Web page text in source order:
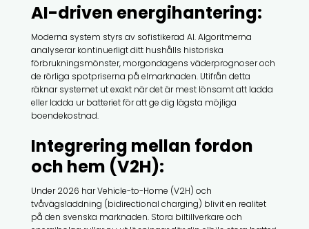
AI-driven energihantering:
Moderna system styrs av sofistikerad AI. Algoritmerna
analyserar kontinuerligt ditt hushålls historiska
förbrukningsmönster, morgondagens väderprognoser och
de rörliga spotpriserna på elmarknaden. Utifrån detta
räknar systemet ut exakt när det är mest lönsamt att ladda
eller ladda ur batteriet för att ge dig lägsta möjliga
boendekostnad.
Integrering mellan fordon
och hem (V2H):
Under 2026 har Vehicle-to-Home (V2H) och
tvåvägsladdning (bidirectional charging) blivit en realitet
på den svenska marknaden. Stora biltillverkare och